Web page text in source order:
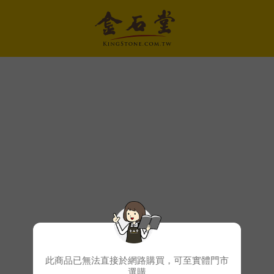
此商品已無法直接於網路購買，可至實體門市
選購